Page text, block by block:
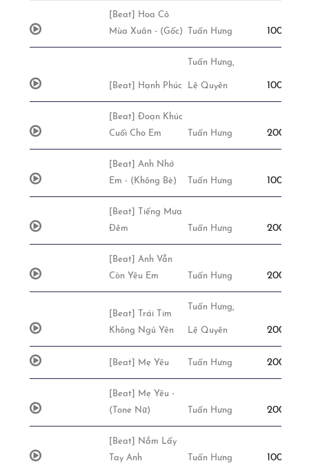
[Beat] Hoa Cỏ
Mùa Xuân - (Gốc)
Tuấn Hưng
[Beat] Hạnh Phúc
Tuấn Hưng,
Lệ Quyên
[Beat] Đoạn Khúc
Cuối Cho Em
Tuấn Hưng
[Beat] Anh Nhớ
Em - (Không Bè)
Tuấn Hưng
[Beat] Tiếng Mưa
Đêm
Tuấn Hưng
[Beat] Anh Vẫn
Còn Yêu Em
Tuấn Hưng
[Beat] Trái Tim
Không Ngủ Yên
Tuấn Hưng,
Lệ Quyên
[Beat] Mẹ Yêu Tuấn Hưng
[Beat] Mẹ Yêu -
(Tone Nữ)
Tuấn Hưng
[Beat] Nắm Lấy
Tay Anh
Tuấn Hưng